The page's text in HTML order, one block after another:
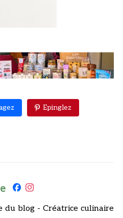
Epinglez
du blog - Créatrice culinaire